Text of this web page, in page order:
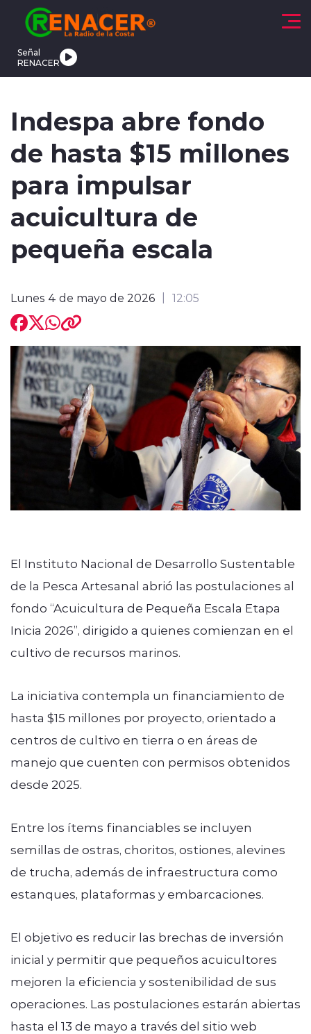
Click acá para ir directamente al contenido
Señal
RENACER
modo claro
Indespa abre fondo
de hasta $15 millones
para impulsar
acuicultura de
pequeña escala
Lunes 4 de mayo de 2026 12:05
El Instituto Nacional de Desarrollo Sustentable
de la Pesca Artesanal abrió las postulaciones al
fondo “Acuicultura de Pequeña Escala Etapa
Inicia 2026”, dirigido a quienes comienzan en el
cultivo de recursos marinos.
La iniciativa contempla un financiamiento de
hasta $15 millones por proyecto, orientado a
centros de cultivo en tierra o en áreas de
manejo que cuenten con permisos obtenidos
desde 2025.
Entre los ítems financiables se incluyen
semillas de ostras, choritos, ostiones, alevines
de trucha, además de infraestructura como
estanques, plataformas y embarcaciones.
El objetivo es reducir las brechas de inversión
inicial y permitir que pequeños acuicultores
mejoren la eficiencia y sostenibilidad de sus
operaciones. Las postulaciones estarán abiertas
hasta el 13 de mayo a través del sitio web